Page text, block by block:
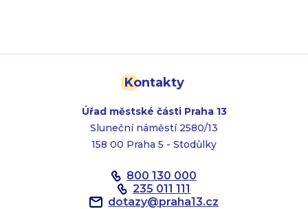
Kontakty
Úřad městské části Praha 13
Sluneční náměstí 2580/13
158 00 Praha 5 - Stodůlky
800 130 000
235 011 111
dotazy@praha13.cz